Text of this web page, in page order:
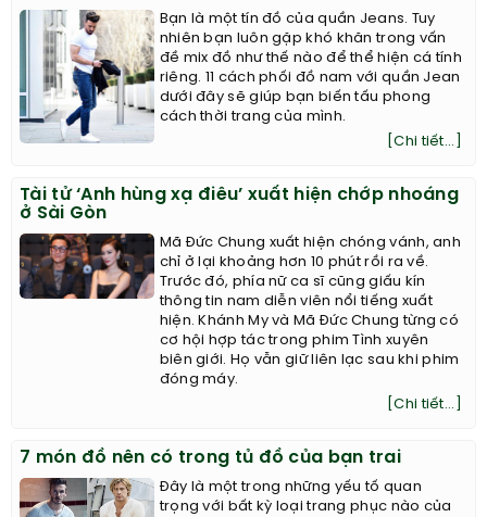
Bạn là một tín đồ của quần Jeans. Tuy
nhiên bạn luôn gặp khó khăn trong vấn
đề mix đồ như thế nào để thể hiện cá tính
riêng. 11 cách phối đồ nam với quần Jean
dưới đây sẽ giúp bạn biến tấu phong
cách thời trang của mình.
[Chi tiết...]
Tài tử ‘Anh hùng xạ điêu’ xuất hiện chớp nhoáng
ở Sài Gòn
Mã Đức Chung xuất hiện chóng vánh, anh
chỉ ở lại khoảng hơn 10 phút rồi ra về.
Trước đó, phía nữ ca sĩ cũng giấu kín
thông tin nam diễn viên nổi tiếng xuất
hiện. Khánh My và Mã Đức Chung từng có
cơ hội hợp tác trong phim Tình xuyên
biên giới. Họ vẫn giữ liên lạc sau khi phim
đóng máy.
[Chi tiết...]
7 món đồ nên có trong tủ đồ của bạn trai
Đây là một trong những yếu tố quan
trọng với bất kỳ loại trang phục nào của